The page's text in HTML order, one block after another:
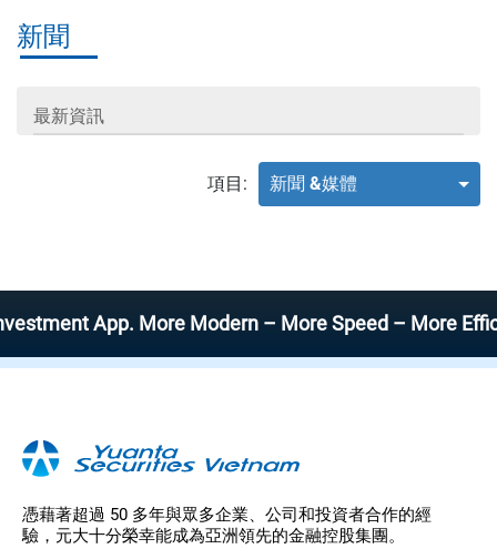
新聞
最新資訊
項目: 新聞 &媒體
App. More Modern – More Speed – More Efficient
憑藉著超過 50 多年與眾多企業、公司和投資者合作的經
驗，元大十分榮幸能成為亞洲領先的金融控股集團。